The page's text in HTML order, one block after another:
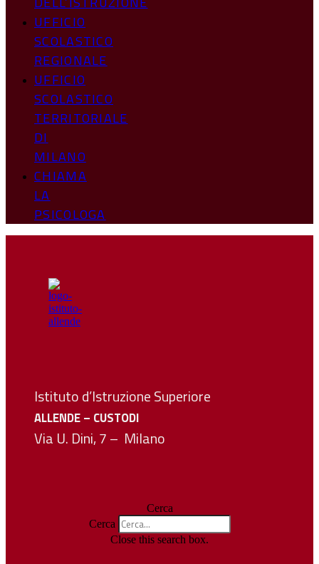
UFFICIO
SCOLASTICO
REGIONALE
UFFICIO
SCOLASTICO
TERRITORIALE
DI
MILANO
CHIAMA
LA
PSICOLOGA
Istituto d’Istruzione Superiore
ALLENDE – CUSTODI
Via U. Dini, 7 – Milano
Cerca
Cerca
Close this search box.